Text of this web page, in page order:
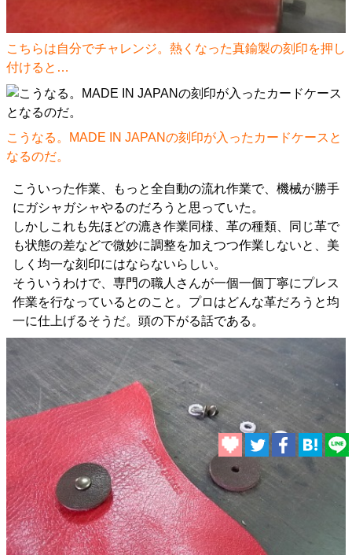
こちらは自分でチャレンジ。熱くなった真鍮製の刻印を押し
付けると…
こうなる。MADE IN JAPANの刻印が入ったカードケースと
なるのだ。
こういった作業、もっと全自動の流れ作業で、機械が勝手
にガシャガシャやるのだろうと思っていた。
しかしこれも先ほどの漉き作業同様、革の種類、同じ革で
も状態の差などで微妙に調整を加えつつ作業しないと、美
しく均一な刻印にはならないらしい。
そういうわけで、専門の職人さんが一個一個丁寧にプレス
作業を行なっているとのこと。プロはどんな革だろうと均
一に仕上げるそうだ。頭の下がる話である。